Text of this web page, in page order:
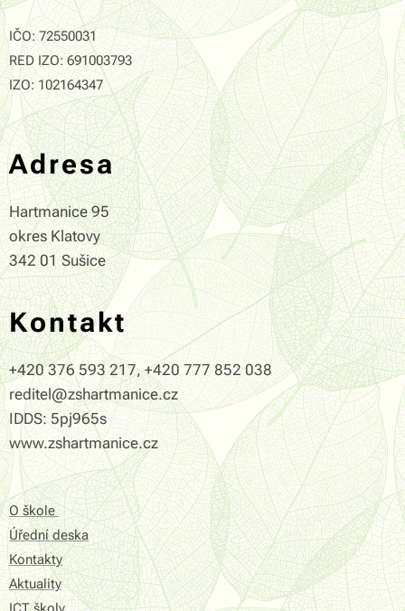
IČO: 72550031
RED IZO: 691003793
IZO: 102164347
Adresa
Hartmanice 95
okres Klatovy
342 01 Sušice
Kontakt
+420 376 593 217, +420 777 852 038
reditel@zshartmanice.cz
IDDS: 5pj965s
www.zshartmanice.cz
O škole
Úřední deska
Kontakty
Aktuality